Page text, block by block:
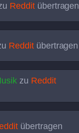
Redditübertragen
Redditübertragen
zu Reddit
übertragen